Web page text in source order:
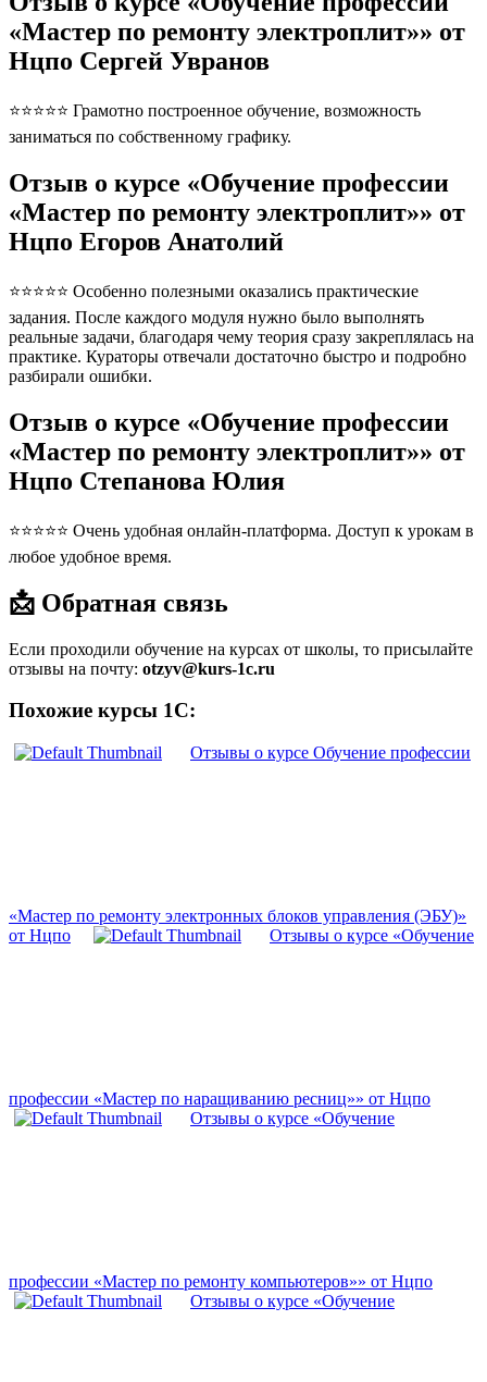
«Мастер по ремонту электроплит»» от
Нцпо Сергей Увранов
⭐⭐⭐⭐⭐ Грамотно построенное обучение, возможность
заниматься по собственному графику.
Отзыв о курсе «Обучение профессии
«Мастер по ремонту электроплит»» от
Нцпо Егоров Анатолий
⭐⭐⭐⭐⭐ Особенно полезными оказались практические
задания. После каждого модуля нужно было выполнять
реальные задачи, благодаря чему теория сразу закреплялась на
практике. Кураторы отвечали достаточно быстро и подробно
разбирали ошибки.
Отзыв о курсе «Обучение профессии
«Мастер по ремонту электроплит»» от
Нцпо Степанова Юлия
⭐⭐⭐⭐⭐ Очень удобная онлайн-платформа. Доступ к урокам в
любое удобное время.
📩 Обратная связь
Если проходили обучение на курсах от школы, то присылайте
отзывы на почту: otzyv@kurs-1c.ru
Похожие курсы 1С:
Отзывы о курсе Обучение профессии
«Мастер по ремонту электронных блоков управления (ЭБУ)»
от Нцпо
Отзывы о курсе «Обучение
профессии «Мастер по наращиванию ресниц»» от Нцпо
Отзывы о курсе «Обучение
профессии «Мастер по ремонту компьютеров»» от Нцпо
Отзывы о курсе «Обучение